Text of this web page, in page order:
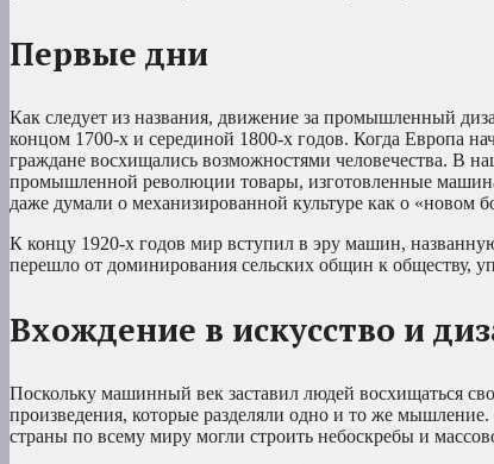
Первые дни
Как следует из названия, движение за промышленный
концом 1700-х и серединой 1800-х годов. Когда Европа
граждане восхищались возможностями человечества. В
промышленной революции товары, изготовленные
даже думали о механизированной культуре как о «новом
К концу 1920-х годов мир вступил в эру машин,
перешло от доминирования сельских общин к обществу,
Вхождение в искусство и
Поскольку машинный век заставил людей восхищаться
произведения, которые разделяли одно и то же
страны по всему миру могли строить небоскребы и